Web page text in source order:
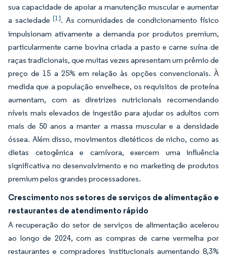
sua capacidade de apoiar a manutenção muscular e aumentar
a saciedade[1]. As comunidades de condicionamento físico
impulsionam ativamente a demanda por produtos premium,
particularmente carne bovina criada a pasto e carne suína de
raças tradicionais, que muitas vezes apresentam um prêmio de
preço de 15 a 25% em relação às opções convencionais. À
medida que a população envelhece, os requisitos de proteína
aumentam, com as diretrizes nutricionais recomendando
níveis mais elevados de ingestão para ajudar os adultos com
mais de 50 anos a manter a massa muscular e a densidade
óssea. Além disso, movimentos dietéticos de nicho, como as
dietas cetogênica e carnívora, exercem uma influência
significativa no desenvolvimento e no marketing de produtos
premium pelos grandes processadores.
Crescimento nos setores de serviços de alimentação e
restaurantes de atendimento rápido
A recuperação do setor de serviços de alimentação acelerou
ao longo de 2024, com as compras de carne vermelha por
restaurantes e compradores institucionais aumentando 8,3%